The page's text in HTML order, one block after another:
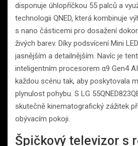
disponuje úhlopříčkou 55 palců a
technologii QNED, která kombinuje
s nano částicemi pro dosažení
živých barev. Díky podsvícení Mini
jasnějším a detailnějším. Navíc je
inteligentním procesorem α9 Gen4
každou scénu tak, aby poskytovala
plynulost pohybu. S LG
skutečně kinematografický zážitek
obývacím pokoji.
Špičkový televizor s